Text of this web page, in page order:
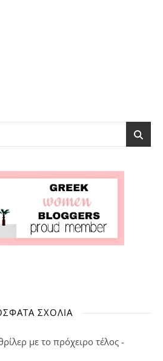
ΣΧΌΛΙΑ
με το πρόχειρο τέλος -